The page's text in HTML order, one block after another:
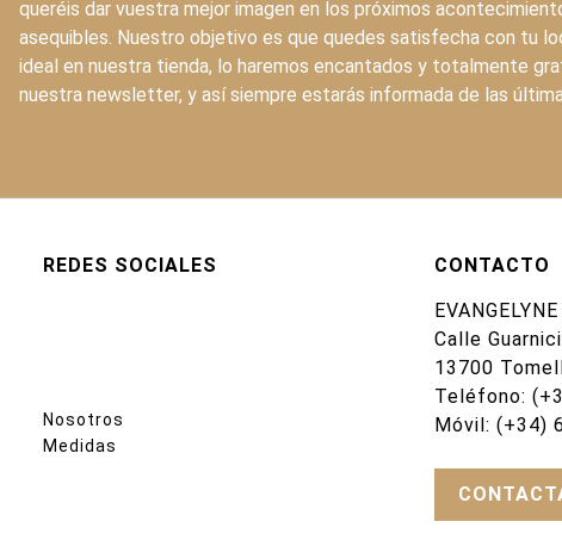
queréis dar vuestra mejor imagen en los próximos
asequibles. Nuestro objetivo es que quedes satisfecha con tu
ideal en nuestra tienda, lo haremos encantados y totalmente
nuestra newsletter, y así siempre estarás informada de las
REDES SOCIALES
Nosotros
Medidas
CONTACTO
EVANGELYNE
Calle
13700
Teléfono:
Móvil: (+34)